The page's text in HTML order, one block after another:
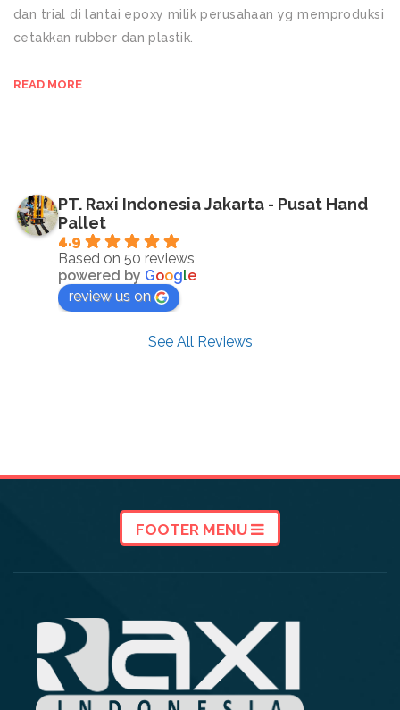
dan trial di lantai epoxy milik perusahaan yg memproduksi
cetakkan rubber dan plastik.
READ MORE
PT. Raxi Indonesia Jakarta - Pusat Hand
Pallet
4.9
Based on 50 reviews
powered by Google
review us on
See All Reviews
FOOTER MENU